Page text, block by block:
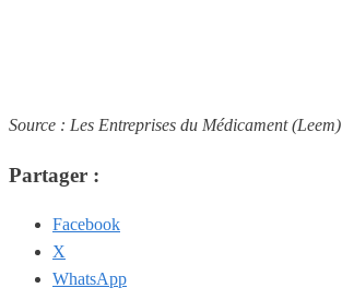
Source : Les Entreprises du Médicament (Leem)
Partager :
Facebook
X
WhatsApp